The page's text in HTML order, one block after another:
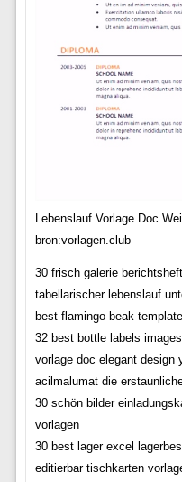
Lebenslauf Vorlage Doc
bron:vorlagen.club
30 frisch galerie
tabellarischer lebenslauf
best flamingo beak
32 best bottle labels
vorlage doc elegant design
acilmalumat die
30 schön bilder
vorlagen
30 best lager excel
editierbar tischkarten